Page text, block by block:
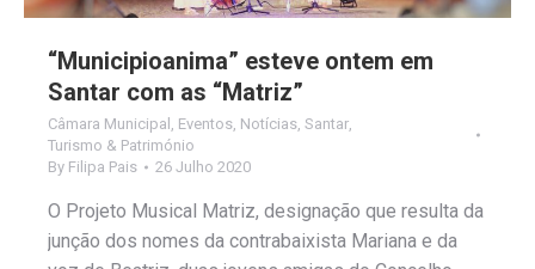
“Municipioanima” esteve ontem em
Santar com as “Matriz”
Câmara Municipal Eventos Notícias Santar
Turismo & Património
By Filipa Pais 26 Julho 2020
O Projeto Musical Matriz, designação que resulta da
junção dos nomes da contrabaixista Mariana e da